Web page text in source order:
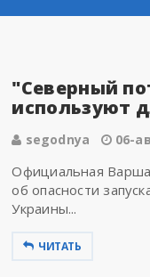
"Северный
используют
segodnya 06-
Официальная
об опасности
Украины...
ЧИТАТЬ